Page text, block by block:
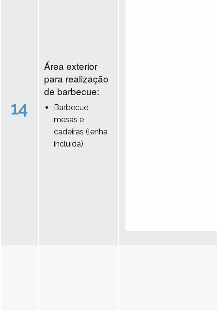
14
Área exterior
para realização
de barbecue:
Barbecue,
mesas e
cadeiras (lenha
incluída).